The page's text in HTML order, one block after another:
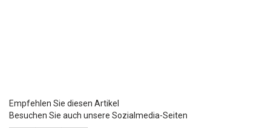
Empfehlen Sie diesen Artikel
Besuchen Sie auch unsere Sozialmedia-Seiten